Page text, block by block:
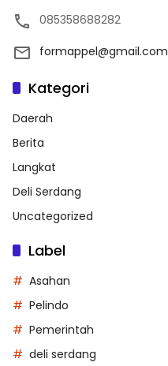
085358688282
formappel@gmail.com
Kategori
Daerah
Berita
Langkat
Deli Serdang
Uncategorized
Label
Asahan
Pelindo
Pemerintah
deli serdang